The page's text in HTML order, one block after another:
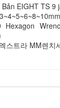
EIGHT TS 9
Hexagon
스트라 MM렌치